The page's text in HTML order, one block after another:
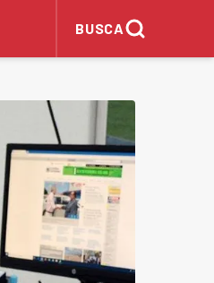
BUSCA